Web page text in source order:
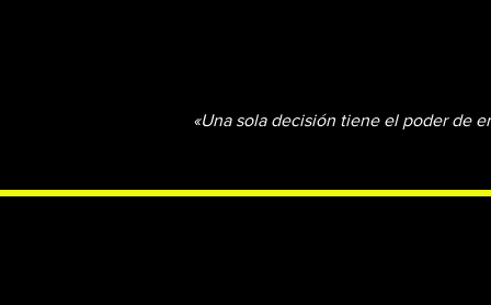
«Una sola decisión tiene el poder de